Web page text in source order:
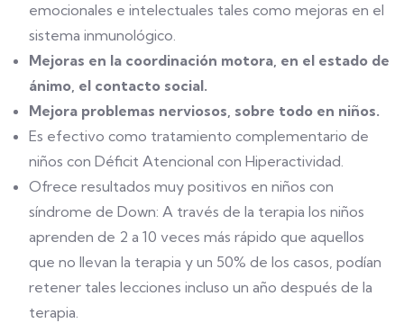
emocionales e intelectuales tales como mejoras en el
sistema inmunológico.
Mejoras en la coordinación motora, en el estado de
ánimo, el contacto social.
Mejora problemas nerviosos, sobre todo en niños.
Es efectivo como tratamiento complementario de
niños con Déficit Atencional con Hiperactividad.
Ofrece resultados muy positivos en niños con
síndrome de Down: A través de la terapia los niños
aprenden de 2 a 10 veces más rápido que aquellos
que no llevan la terapia y un 50% de los casos, podían
retener tales lecciones incluso un año después de la
terapia.